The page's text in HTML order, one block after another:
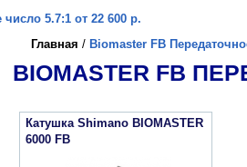
5.7:1 от 22 600 р.
Главная / Biomaster FB
BIOMASTER FB
Катушка Shimano BIOMASTER
6000 FB